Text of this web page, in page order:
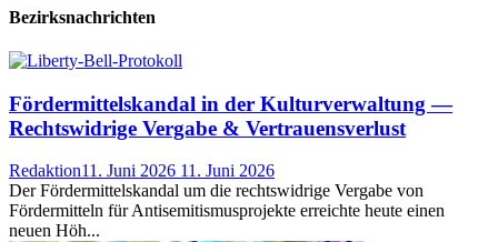
Bezirksnachrichten
Fördermittelskandal in der Kulturverwaltung —
Rechtswidrige Vergabe & Vertrauensverlust
Redaktion11. Juni 2026 11. Juni 2026
Der Fördermittelskandal um die rechtswidrige Vergabe von
Fördermitteln für Antisemitismusprojekte erreichte heute einen
neuen Höh...